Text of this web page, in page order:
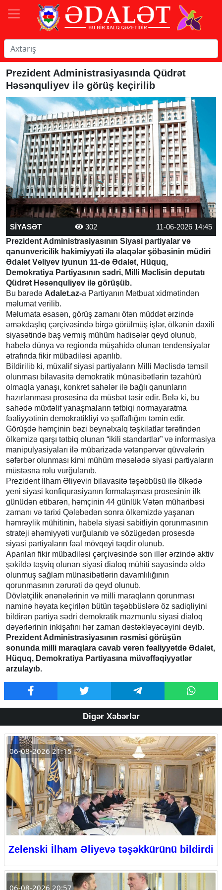
Prezident Administrasiyasında Qüdrət
Həsənquliyev ilə görüş keçirilib
SİYASƏT 302
11-06-2026 14:45
Prezident Administrasiyasının Siyasi partiyalar və
qanunvericilik hakimiyyəti ilə əlaqələr şöbəsinin müdiri
Ədalət Vəliyev iyunun 11-də Ədalət, Hüquq,
Demokratiya Partiyasının sədri, Milli Məclisin deputatı
Qüdrət Həsənquliyev ilə görüşüb.
Bu barədə Adalet.az-a Partiyanın Mətbuat xidmətindən
məlumat verilib.
Məlumata əsasən, görüş zamanı ötən müddət ərzində
əməkdaşlıq çərçivəsində birgə görülmüş işlər, ölkənin daxili
siyasətində baş vermiş mühüm hadisələr qeyd olunub,
habelə dünya və regionda müşahidə olunan tendensiyalar
ətrafında fikir mübadiləsi aparılıb.
Bildirilib ki, müxalif siyasi partiyaların Milli Məclisdə təmsil
olunması bilavasitə demokratik münasibətlərin təzahürü
olmaqla yanaşı, konkret sahələr ilə bağlı qanunların
hazırlanması prosesinə də müsbət təsir edir. Belə ki, bu
sahədə müxtəlif yanaşmaların tətbiqi normayaratma
fəaliyyətinin demokratikliyi və şəffaflığını təmin edir.
Görüşdə həmçinin bəzi beynəlxalq təşkilatlar tərəfindən
ölkəmizə qarşı tətbiq olunan “ikili standartlar” və informasiya
manipulyasiyaları ilə mübarizədə vətənpərvər qüvvələrin
səfərbər olunması kimi mühüm məsələdə siyasi partiyaların
müstəsna rolu vurğulanıb.
Prezident İlham Əliyevin bilavasitə təşəbbüsü ilə ölkədə
yeni siyasi konfiqurasiyanın formalaşması prosesinin ilk
günüdən etibarən, həmçinin 44 günlük Vətən müharibəsi
zamanı və tarixi Qələbədən sonra ölkəmizdə yaşanan
həmrəylik mühitinin, habelə siyasi sabitliyin qorunmasının
strateji əhəmiyyəti vurğulanıb və sözügedən prosesdə
siyasi partiyaların fəal mövqeyi təqdir olunub.
Aparılan fikir mübadiləsi çərçivəsində son illər ərzində aktiv
şəkildə təşviq olunan siyasi dialoq mühiti sayəsində əldə
olunmuş sağlam münasibətlərin davamlılığının
qorunmasının zərurəti də qeyd olunub.
Dövlətçilik ənənələrinin və milli maraqların qorunması
naminə həyata keçirilən bütün təşəbbüslərə öz sadiqliyini
bildirən partiya sədri demokratik məzmunlu siyasi dialoq
dəyərlərinin inkişafını hər zaman dəstəkləyəcəyini deyib.
Prezident Administrasiyasının rəsmisi görüşün
sonunda milli maraqlara cavab verən fəaliyyətdə Ədalət,
Hüquq, Demokratiya Partiyasına müvəffəqiyyətlər
arzulayıb.
Digər Xəbərlər
06-08-2026 21:15
Zelenski İlham Əliyevə təşəkkürünü bildirdi
06-08-2026 20:57